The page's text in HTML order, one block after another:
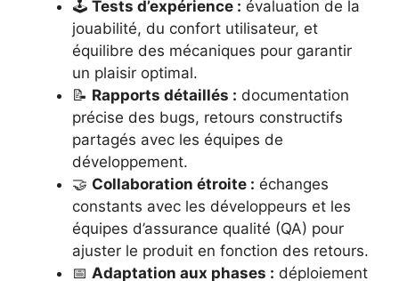
🕹️ Tests d’expérience : évaluation de la
jouabilité, du confort utilisateur, et
équilibre des mécaniques pour garantir
un plaisir optimal.
📝 Rapports détaillés : documentation
précise des bugs, retours constructifs
partagés avec les équipes de
développement.
🤝 Collaboration étroite : échanges
constants avec les développeurs et les
équipes d’assurance qualité (QA) pour
ajuster le produit en fonction des retours.
📅 Adaptation aux phases : déploiement